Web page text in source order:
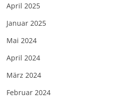
April 2025
Januar 2025
Mai 2024
April 2024
März 2024
Februar 2024